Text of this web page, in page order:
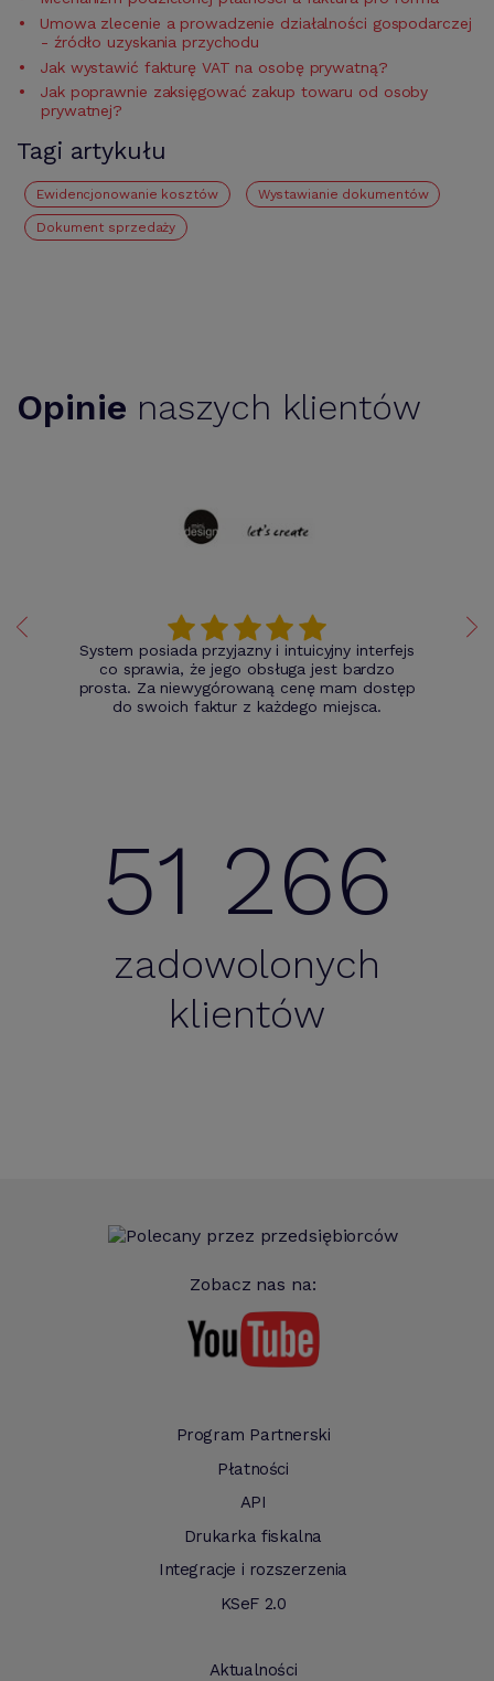
Umowa zlecenie a prowadzenie działalności gospodarczej
- źródło uzyskania przychodu
Jak wystawić fakturę VAT na osobę prywatną?
Jak poprawnie zaksięgować zakup towaru od osoby
prywatnej?
Tagi artykułu
Ewidencjonowanie kosztów Wystawianie dokumentów
Dokument sprzedaży
Opinie naszych klientów
System posiada przyjazny i intuicyjny interfejs
co sprawia, że jego obsługa jest bardzo
prosta. Za niewygórowaną cenę mam dostęp
do swoich faktur z każdego miejsca.
51 266
zadowolonych
klientów
Zobacz nas na:
Program Partnerski
Płatności
API
Drukarka fiskalna
Integracje i rozszerzenia
KSeF 2.0
Aktualności